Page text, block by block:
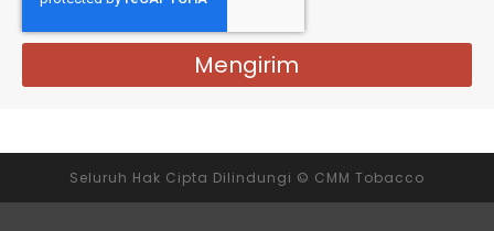
Mengirim
Seluruh Hak Cipta Dilindungi © CMM Tobacco